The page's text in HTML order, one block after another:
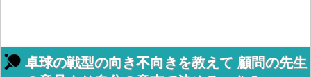
卓球の戦型の向き不向きを教えて 顧問の先生